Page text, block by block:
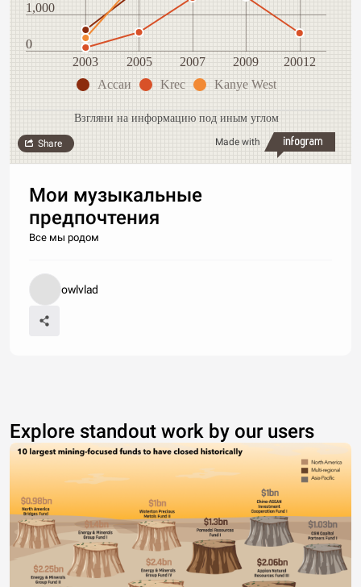
0
1,000
2003 2005 2007 2009
20012
Ассаи
Krec Kanye West
Взгляни на информацию под иным углом
Made with
Share
Мои музыкальные
предпочтения
Все мы родом
owlvlad
Explore standout work by our users